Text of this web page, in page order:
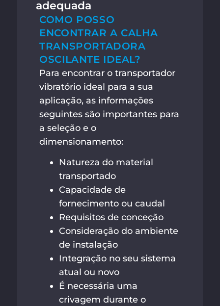
adequada
COMO POSSO
ENCONTRAR A CALHA
TRANSPORTADORA
OSCILANTE IDEAL?
Para encontrar o transportador
vibratório ideal para a sua
aplicação, as informações
seguintes são importantes para
a seleção e o
dimensionamento:
Natureza do material
transportado
Capacidade de
fornecimento ou caudal
Requisitos de conceção
Consideração do ambiente
de instalação
Integração no seu sistema
atual ou novo
É necessária uma
crivagem durante o